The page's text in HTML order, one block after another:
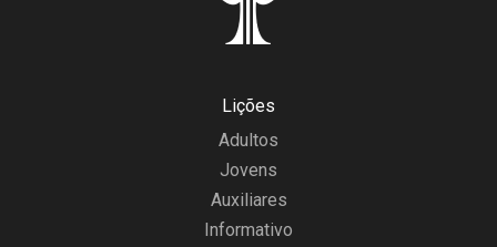
Lições
Adultos
Jovens
Auxiliares
Informativo